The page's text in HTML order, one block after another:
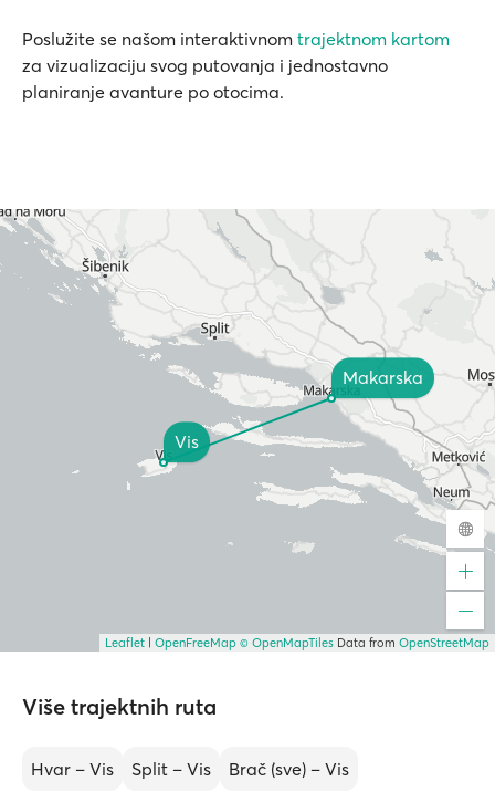
Poslužite se našom interaktivnom trajektnom kartom
za vizualizaciju svog putovanja i jednostavno
planiranje avanture po otocima.
Makarska
Vis
Leaflet OpenFreeMap © OpenMapTiles Data from OpenStreetMap
Više trajektnih ruta
Hvar – Vis Split – Vis Brač (sve) – Vis